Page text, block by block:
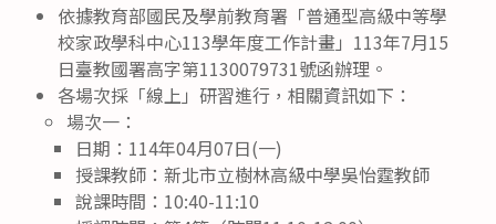
依據教育部國民及學前教育署「普通型高級中等學
校家政學科中心113學年度工作計畫」113年7月15
日臺教國署高字第1130079731號函辦理。
各場次採「線上」研習進行，相關資訊如下：
場次一：
日期：114年04月07日(一)
授課教師：新北市立樹林高級中學吳怡霆教師
說課時間：10:40-11:10